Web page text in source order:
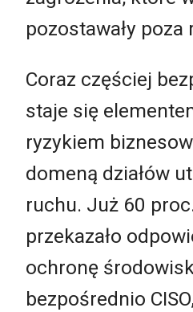
pozostawały poza
Coraz częściej
staje się
ryzykiem
domeną działów
ruchu. Już 60
przekazało
ochronę
bezpośrednio